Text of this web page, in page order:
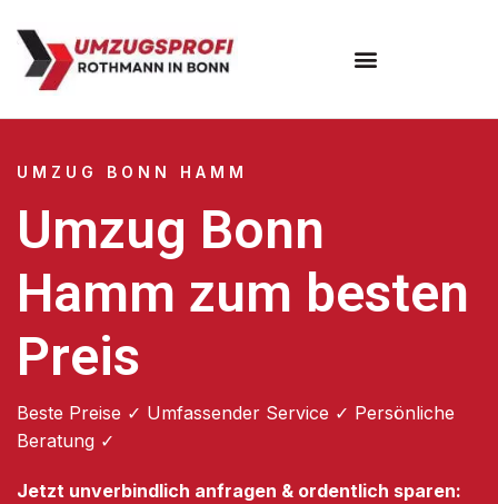
UMZUG BONN HAMM
Umzug Bonn
Hamm zum besten
Preis
Beste Preise ✓ Umfassender Service ✓ Persönliche
Beratung ✓
Jetzt unverbindlich anfragen & ordentlich sparen: